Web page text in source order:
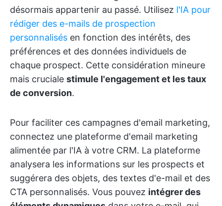
désormais appartenir au passé. Utilisez l'IA pour
rédiger des e-mails de prospection
personnalisés en fonction des intérêts, des
préférences et des données individuels de
chaque prospect. Cette considération mineure
mais cruciale stimule l'engagement et les taux
de conversion.
Pour faciliter ces campagnes d'email marketing,
connectez une plateforme d'email marketing
alimentée par l'IA à votre CRM. La plateforme
analysera les informations sur les prospects et
suggérera des objets, des textes d'e-mail et des
CTA personnalisés. Vous pouvez intégrer des